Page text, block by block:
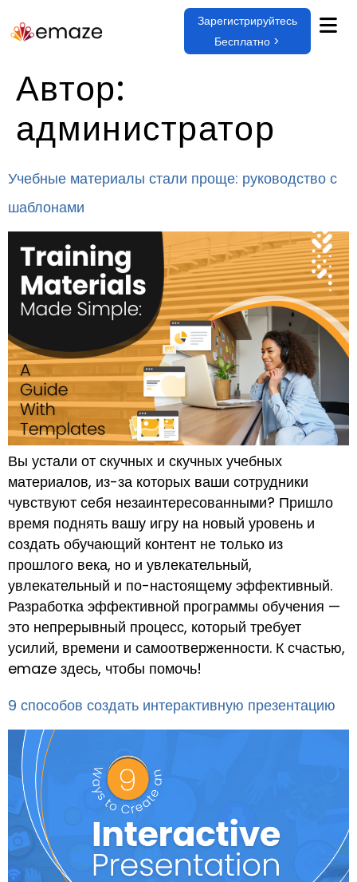
Зарегистрируйтесь
Бесплатно >
Автор:
администратор
Учебные материалы стали проще: руководство с
шаблонами
Вы устали от скучных и скучных учебных
материалов, из-за которых ваши сотрудники
чувствуют себя незаинтересованными? Пришло
время поднять вашу игру на новый уровень и
создать обучающий контент не только из
прошлого века, но и увлекательный,
увлекательный и по-настоящему эффективный.
Разработка эффективной программы обучения —
это непрерывный процесс, который требует
усилий, времени и самоотверженности. К счастью,
emaze здесь, чтобы помочь!
9 способов создать интерактивную презентацию